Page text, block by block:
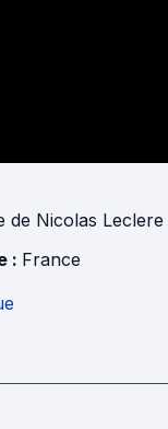
de Nicolas Leclere
: France